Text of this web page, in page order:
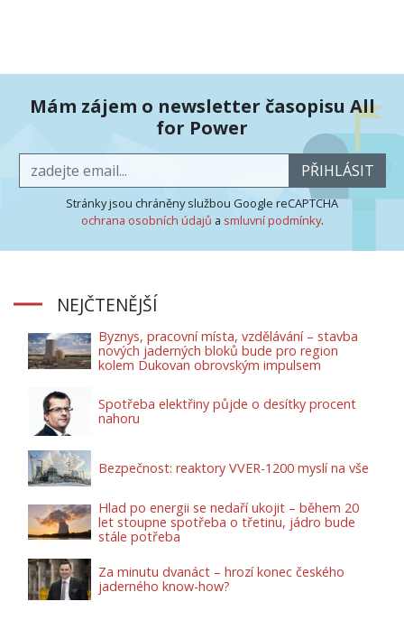
Mám zájem o newsletter časopisu All
for Power
PŘIHLÁSIT
Stránky jsou chráněny službou Google reCAPTCHA
ochrana osobních údajů a smluvní podmínky.
NEJČTENĚJŠÍ
Byznys, pracovní místa, vzdělávání – stavba
nových jaderných bloků bude pro region
kolem Dukovan obrovským impulsem
Spotřeba elektřiny půjde o desítky procent
nahoru
Bezpečnost: reaktory VVER-1200 myslí na vše
Hlad po energii se nedaří ukojit – během 20
let stoupne spotřeba o třetinu, jádro bude
stále potřeba
Za minutu dvanáct – hrozí konec českého
jaderného know-how?